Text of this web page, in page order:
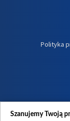
Polityka
Szanujemy Twoją